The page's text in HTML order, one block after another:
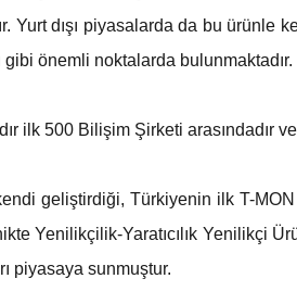
Yurt dışı piyasalarda da bu
gibi önemli noktalarda bulunmaktadır.
ilk 500 Bilişim Şirketi arasındadır
geliştirdiği, Türkiyenin ilk T-
Yenilikçilik-Yaratıcılık Yenilikçi
piyasaya sunmuştur.